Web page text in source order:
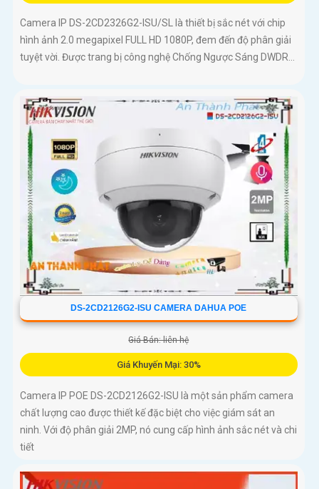
Camera IP DS-2CD2326G2-ISU/SL là thiết bị sắc nét với chip
hình ảnh 2.0 megapixel FULL HD 1080P, đem đến độ phân giải
tuyệt vời. Được trang bị công nghệ Chống Ngược Sáng DWDR...
DS-2CD2126G2-ISU CAMERA DAHUA POE
Giá Bán: liên hệ
Giá Khuyến Mại: 30%
Camera IP POE DS-2CD2126G2-ISU là một sản phẩm camera
chất lượng cao được thiết kế đặc biệt cho việc giám sát an
ninh. Với độ phân giải 2MP, nó cung cấp hình ảnh sắc nét và chi
tiết